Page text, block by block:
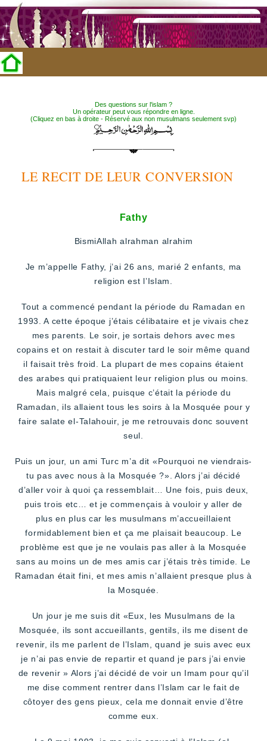
Des questions sur l'islam ?
Un opérateur peut vous répondre en ligne.
(Cliquez en bas à droite - Réservé aux non musulmans seulement svp)
LE RECIT DE LEUR CONVERSION
Fathy
BismiAllah alrahman alrahim
Je m’appelle Fathy, j’ai 26 ans, marié 2 enfants, ma
religion est l’Islam.
Tout a commencé pendant la période du Ramadan en
1993. A cette époque j’étais célibataire et je vivais chez
mes parents. Le soir, je sortais dehors avec mes
copains et on restait à discuter tard le soir même quand
il faisait très froid. La plupart de mes copains étaient
des arabes qui pratiquaient leur religion plus ou moins.
Mais malgré cela, puisque c’était la période du
Ramadan, ils allaient tous les soirs à la Mosquée pour y
faire salate el-Talahouir, je me retrouvais donc souvent
seul.
Puis un jour, un ami Turc m’a dit «Pourquoi ne viendrais-
tu pas avec nous à la Mosquée ?». Alors j’ai décidé
d’aller voir à quoi ça ressemblait… Une fois, puis deux,
puis trois etc… et je commençais à vouloir y aller de
plus en plus car les musulmans m’accueillaient
formidablement bien et ça me plaisait beaucoup. Le
problème est que je ne voulais pas aller à la Mosquée
sans au moins un de mes amis car j’étais très timide. Le
Ramadan était fini, et mes amis n’allaient presque plus à
la Mosquée.
Un jour je me suis dit «Eux, les Musulmans de la
Mosquée, ils sont accueillants, gentils, ils me disent de
revenir, ils me parlent de l’Islam, quand je suis avec eux
je n’ai pas envie de repartir et quand je pars j’ai envie
de revenir » Alors j’ai décidé de voir un Imam pour qu’il
me dise comment rentrer dans l’Islam car le fait de
côtoyer des gens pieux, cela me donnait envie d’être
comme eux.